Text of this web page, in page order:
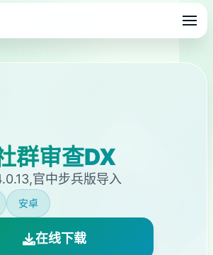
群审查DX
官中步兵版导入
安卓
在线下载